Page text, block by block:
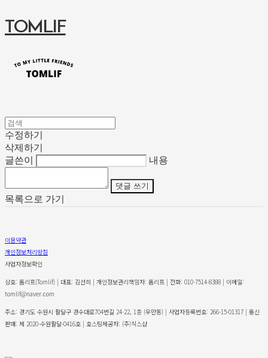
TOMLIF
수정하기
삭제하기
글쓴이
내용
댓글 쓰기
목록으로 가기
이용약관
개인정보처리방침
사업자정보확인
상호: 톰리프(Tomlif) | 대표: 김선희 | 개인정보관리책임자: 톰리프 | 전화: 010-7514-8388 | 이메일:
tomlif@naver.com
주소: 경기도 수원시 팔달구 경수대로704번길 24-22, 1층 (우만동) | 사업자등록번호: 266-15-01317 | 통신
판매: 제 2020-수원팔달-0416호 | 호스팅제공자: (주)식스샵